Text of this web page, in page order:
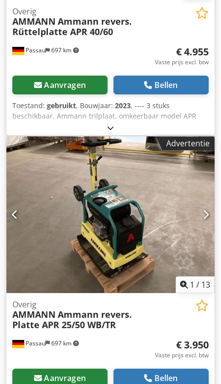
Passau 697 km
Overig
AMMANN Ammann revers.
Rüttelplatte APR 40/60
€ 4.955
Vaste prijs excl. btw
Aanvragen Bellen
Toestand: gebruikt, Bouwjaar: 2023, ---- 3 stuks
beschikbaar. Ammann trilplaat, omkeerbaar model APR
40/60 Artikelnummer: 100563147 Bouwjaar: 2023 Ammann
trilplaat, omkeerbaar model APR 40/60 Artikelnummer:
100563148 Bouwjaar: 2023 Specificaties: Motor: Hatz /
diesel Gewicht machine: 284 kg Verdichtingsbreedte: 600
mm Crsdpfx Abezkzzbohjf
Advertentie
1 / 13
Passau 697 km
Overig
AMMANN Ammann revers.
Platte APR 25/50 WB/TR
€ 3.950
Vaste prijs excl. btw
Aanvragen Bellen